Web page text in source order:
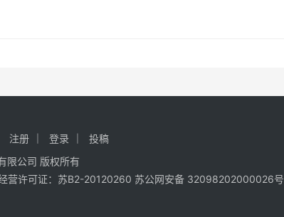
注册 登录
投稿
限公司 版权所有
营许可证：苏B2-20120260 苏公网安备 32098202000026号